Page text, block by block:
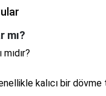
mı?
kalıcı bir dövme